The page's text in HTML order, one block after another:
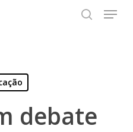
Menu
debate